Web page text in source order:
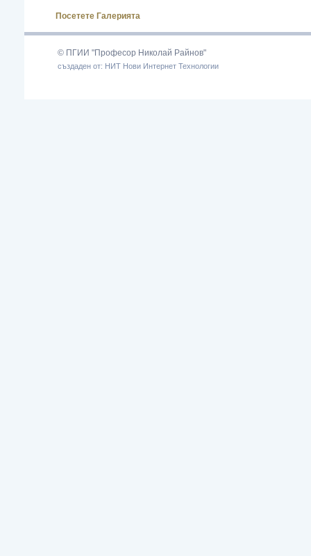
Посетете Галерията
© ПГИИ "Професор Николай Райнов"
създаден от: НИТ Нови Интернет Технологии